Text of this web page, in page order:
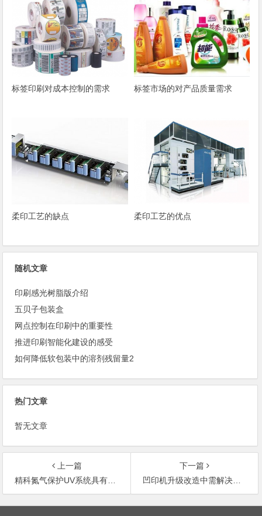
标签印刷对成本控制的需求 标签市场的对产品质量需求
柔印工艺的缺点 柔印工艺的优点
随机文章
印刷感光树脂版介绍
五贝子包装盒
网点控制在印刷中的重要性
推进印刷智能化建设的感受
如何降低软包装中的溶剂残留量2
热门文章
暂无文章
上一篇
精科氮气保护UV系统具有哪些优点？
下一篇
凹印机升级改造中需解决的问题
文